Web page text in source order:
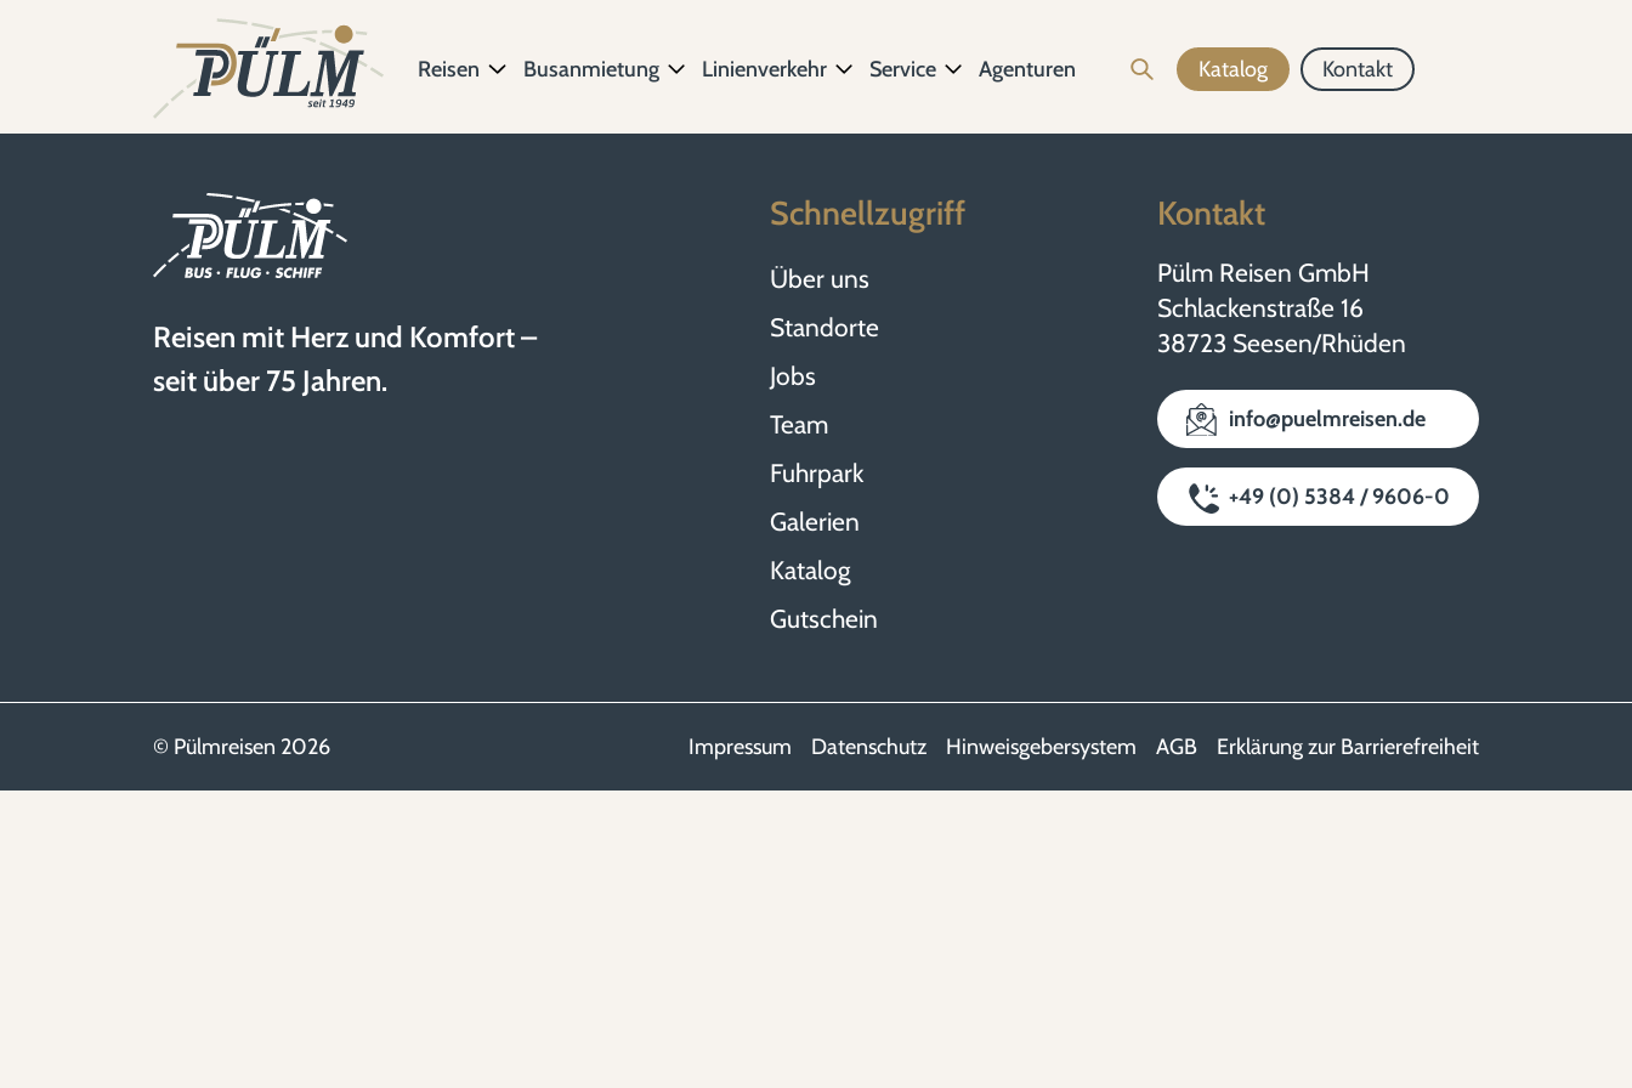
Reisen Busanmietung Linienverkehr Service Agenturen Katalog Kontakt
Reisen mit Herz und Komfort –
seit über 75 Jahren.
Schnellzugriff
Über uns
Standorte
Jobs
Team
Fuhrpark
Galerien
Katalog
Gutschein
Kontakt
Pülm Reisen GmbH
Schlackenstraße 16
38723 Seesen/Rhüden
info@puelmreisen.de
+49 (0) 5384 / 9606-0
© Pülmreisen 2026 Impressum Datenschutz Hinweisgebersystem AGB Erklärung zur Barrierefreiheit